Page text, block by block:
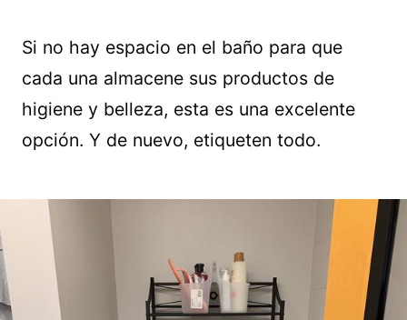
Si no hay espacio en el baño para que
cada una almacene sus productos de
higiene y belleza, esta es una excelente
opción. Y de nuevo, etiqueten todo.